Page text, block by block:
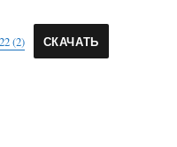
(2) СКАЧАТЬ